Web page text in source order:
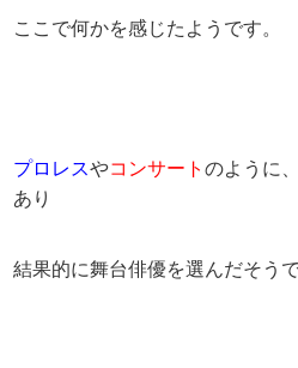
ここで何かを感じたようです。
プロレスやコンサートのように
あり
結果的に舞台俳優を選んだそうで